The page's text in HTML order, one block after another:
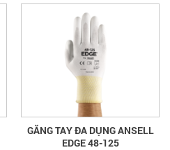
GĂNG TAY ĐA DỤNG ANSELL
EDGE 48-125